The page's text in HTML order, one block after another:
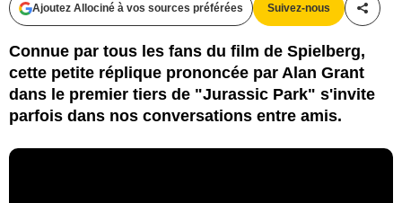
Ajoutez Allociné à vos sources préférées Suivez-nous
Connue par tous les fans du film de Spielberg,
cette petite réplique prononcée par Alan Grant
dans le premier tiers de "Jurassic Park" s'invite
parfois dans nos conversations entre amis.